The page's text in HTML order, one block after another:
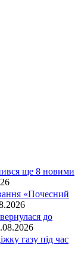
ще 8 новими
«Почесний
до
газу під час